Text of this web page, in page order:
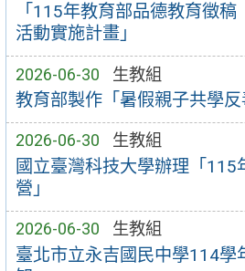
「115年教育部品德教育徵
活動實施計畫」
2026-06-30 生教組
教育部製作「暑假親子共學反
2026-06-30 生教組
國立臺灣科技大學辦理「115
營」
2026-06-30 生教組
臺北市立永吉國民中學114學